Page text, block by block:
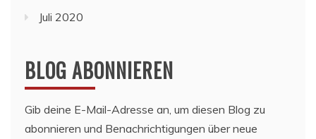
Juli 2020
BLOG ABONNIEREN
Gib deine E-Mail-Adresse an, um diesen Blog zu
abonnieren und Benachrichtigungen über neue